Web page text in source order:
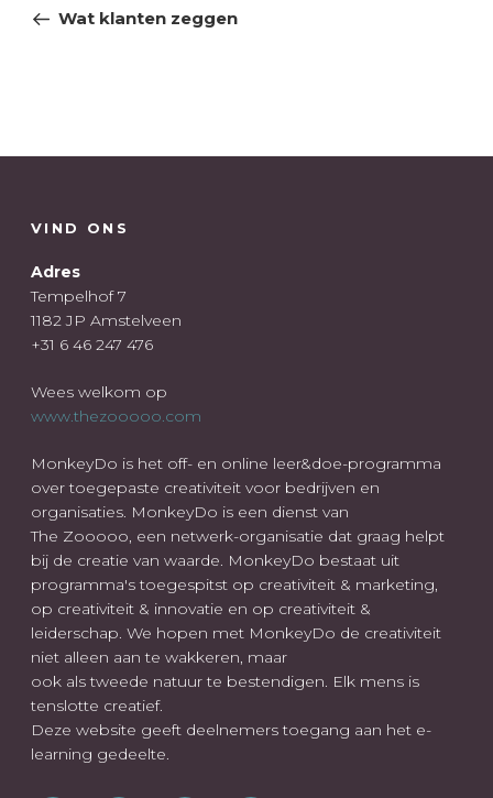
bericht
Wat klanten zeggen
VIND ONS
Adres
Tempelhof 7
1182 JP Amstelveen
+31 6 46 247 476
Wees welkom op
www.thezooooo.com
MonkeyDo is het off- en online leer&doe-programma
over toegepaste creativiteit voor bedrijven en
organisaties. MonkeyDo is een dienst van
The Zooooo, een netwerk-organisatie dat graag helpt
bij de creatie van waarde. MonkeyDo bestaat uit
programma's toegespitst op creativiteit & marketing,
op creativiteit & innovatie en op creativiteit &
leiderschap. We hopen met MonkeyDo de creativiteit
niet alleen aan te wakkeren, maar
ook als tweede natuur te bestendigen. Elk mens is
tenslotte creatief.
Deze website geeft deelnemers toegang aan het e-
learning gedeelte.